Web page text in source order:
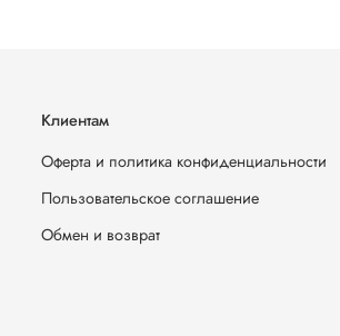
Клиентам
Оферта и политика конфиденциальности
Пользовательское соглашение
Обмен и возврат